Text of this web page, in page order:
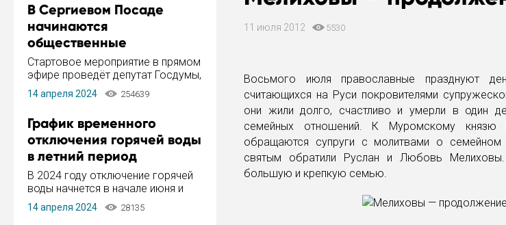
В Сергиевом Посаде
начинаются
общественные
обсуждения Стратегии
развития города
Стартовое мероприятие в прямом
эфире проведёт депутат Госдумы,
инициатор и автор Концепции
развития Сергиева Посада и
Пахомов.
14 апреля 2024 254639
График временного
отключения горячей воды
в летний период
В 2024 году отключение горячей
воды начнется в начале июня и
завершится в конце августа.
Период отключения составит не
14 апреля 2024 28135
11 июля 2012 5530
Восьмого июля православные празднуют
считающихся на Руси покровителями
они жили долго, счастливо и умерли в один
семейных отношений. К Муромскому
обращаются супруги с молитвами о
святым обратили Руслан и Любовь
большую и крепкую семью.